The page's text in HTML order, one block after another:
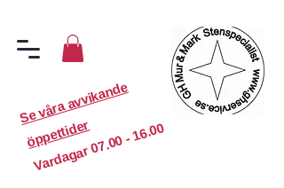
S
e
v
år
a
a
v
vi
k
a
n
d
e
ö
p
p
etti
d
er
Vardagar
07.00 - 16.00